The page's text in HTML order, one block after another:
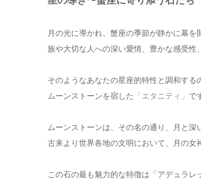
月の光に導かれ、蟹座の季節が静かに幕
族や大切な人への深い愛情、豊かな感受性
そのようなあなたの星座的特性と調和する
ムーンストーンを宿した
「エタニティ」 で
ムーンストーンは、その名の通り、月と深
古来より世界各地の文明において、月の女
この石の最も魅力的な特徴は「アデュラレ